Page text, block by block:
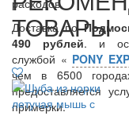
расходов.
Доставка по
490 рублей. и
службой « PONY
чем в 6500
предоставляется
примерки.
ТОВАРЫ